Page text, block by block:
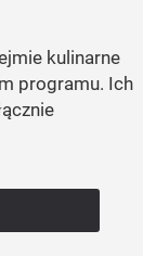
kulinarne
programu. Ich